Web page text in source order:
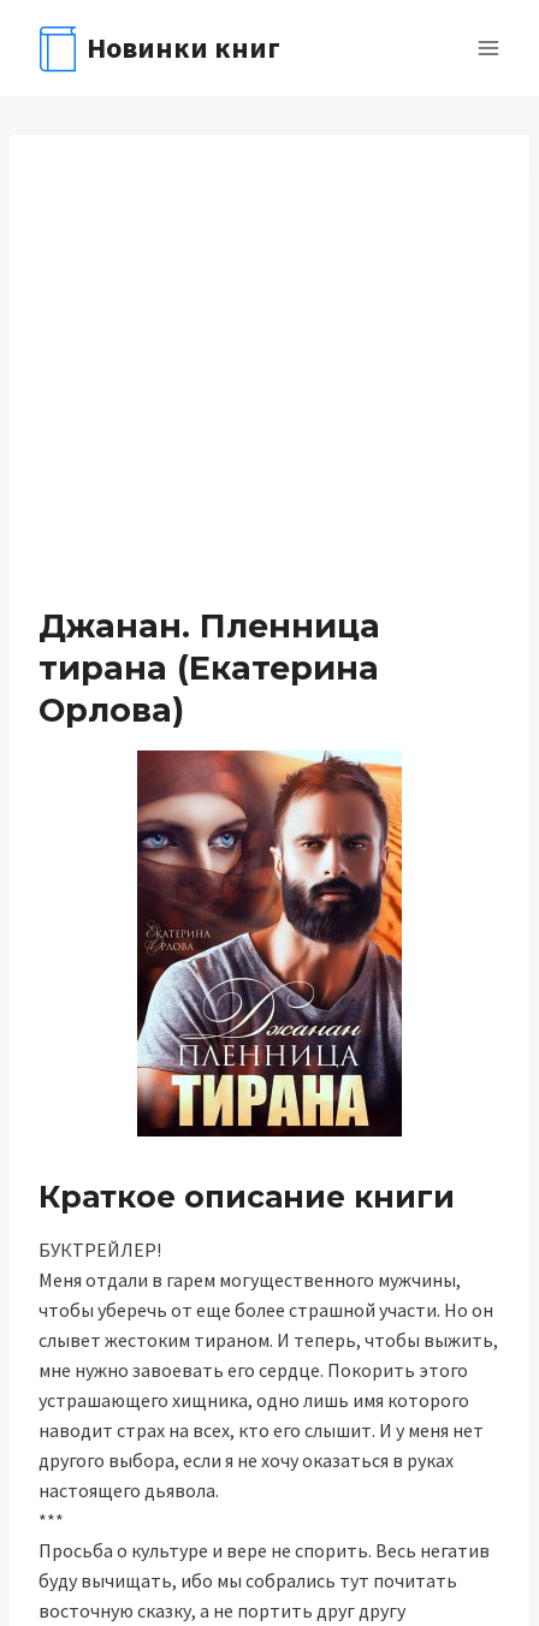
содержимому
Новинки книг
Джанан. Пленница
тирана (Екатерина
Орлова)
Краткое описание книги
БУКТРЕЙЛЕР!
Меня отдали в гарем могущественного мужчины,
чтобы уберечь от еще более страшной участи. Но он
слывет жестоким тираном. И теперь, чтобы выжить,
мне нужно завоевать его сердце. Покорить этого
устрашающего хищника, одно лишь имя которого
наводит страх на всех, кто его слышит. И у меня нет
другого выбора, если я не хочу оказаться в руках
настоящего дьявола.
***
Просьба о культуре и вере не спорить. Весь негатив
буду вычищать, ибо мы собрались тут почитать
восточную сказку, а не портить друг другу